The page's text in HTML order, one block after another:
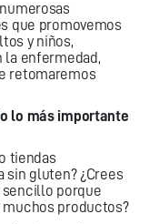
que promovemos
y niños,
la enfermedad,
retomaremos
lo más importante
tiendas
sin gluten? ¿Crees
porque
muchos productos?